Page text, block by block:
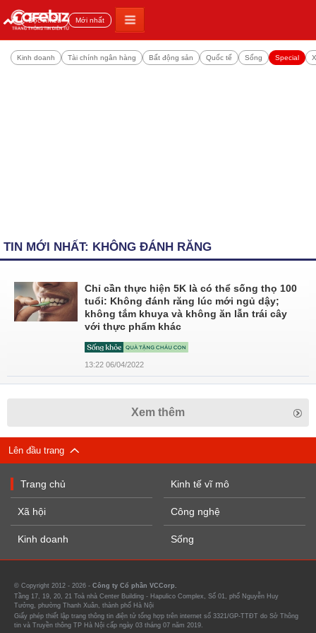
Đọc nhiều Mới nhất
Kinh doanh Tài chính ngân hàng Bất động sản Quốc tế Sống Special
TIN MỚI NHẤT: KHÔNG ĐÁNH RĂNG
Chỉ cần thực hiện 5K là có thể sống thọ 100
tuổi: Không đánh răng lúc mới ngủ dậy;
không tắm khuya và không ăn lẫn trái cây
với thực phẩm khác
13:22 06/04/2022
Xem thêm
Lên đầu trang
Trang chủ
Xã hội
Kinh doanh
Kinh tế vĩ mô
Công nghệ
Sống
© Copyright 2012 - 2026 - Công ty Cổ phần VCCorp.
Tầng 17, 19, 20, 21 Toà nhà Center Building - Hapulico Complex, Số 01, phố Nguyễn Huy
Tưởng, phường Thanh Xuân, thành phố Hà Nội
Giấy phép thiết lập trang thông tin điện tử tổng hợp trên internet số 3321/GP-TTĐT do Sở Thông
tin và Truyền thông TP Hà Nội cấp ngày 03 tháng 07 năm 2019.